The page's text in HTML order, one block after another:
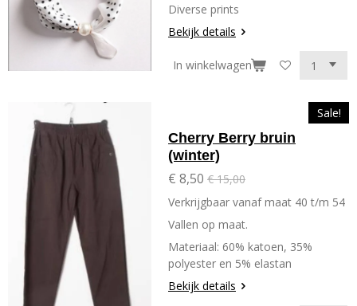
Diverse prints
Bekijk details
In winkelwagen
Sale!
Cherry Berry bruin
(winter)
€ 8,50 € 15,00
Verkrijgbaar vanaf maat 40 t/m 54
Vallen op maat.
Materiaal: 60% katoen, 35%
polyester en 5% elastan
Bekijk details